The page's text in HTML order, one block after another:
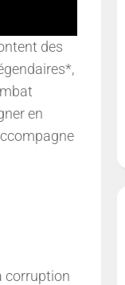
des
en
corruption